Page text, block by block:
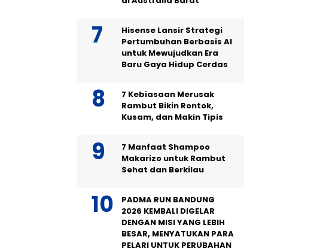
Hisense Lansir Strategi
Pertumbuhan Berbasis AI
untuk Mewujudkan Era
Baru Gaya Hidup Cerdas
7 Kebiasaan Merusak
Rambut Bikin Rontok,
Kusam, dan Makin Tipis
7 Manfaat Shampoo
Makarizo untuk Rambut
Sehat dan Berkilau
PADMA RUN BANDUNG
2026 KEMBALI DIGELAR
DENGAN MISI YANG LEBIH
BESAR, MENYATUKAN PARA
PELARI UNTUK PERUBAHAN